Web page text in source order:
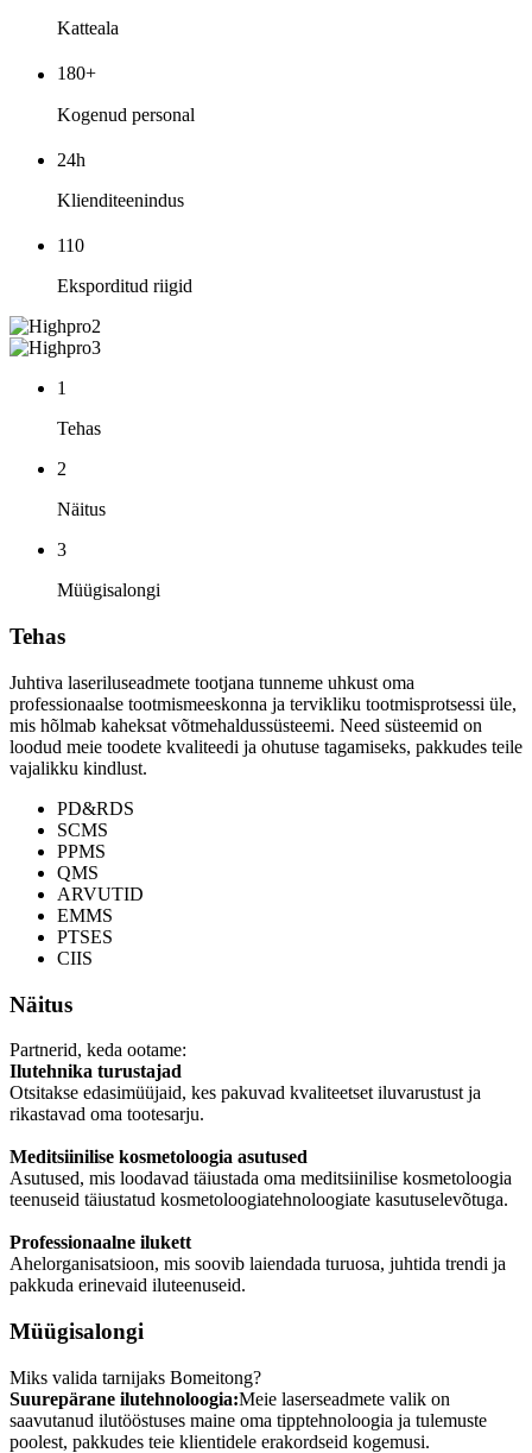
Katteala
180+
Kogenud personal
24h
Klienditeenindus
110
Eksporditud riigid
1
Tehas
2
Näitus
3
Müügisalongi
Tehas
Juhtiva laseriluseadmete tootjana tunneme uhkust oma
professionaalse tootmismeeskonna ja tervikliku tootmisprotsessi üle,
mis hõlmab kaheksat võtmehaldussüsteemi. Need süsteemid on
loodud meie toodete kvaliteedi ja ohutuse tagamiseks, pakkudes teile
vajalikku kindlust.
PD&RDS
SCMS
PPMS
QMS
ARVUTID
EMMS
PTSES
CIIS
Näitus
Partnerid, keda ootame:
Ilutehnika turustajad
Otsitakse edasimüüjaid, kes pakuvad kvaliteetset iluvarustust ja
rikastavad oma tootesarju.
Meditsiinilise kosmetoloogia asutused
Asutused, mis loodavad täiustada oma meditsiinilise kosmetoloogia
teenuseid täiustatud kosmetoloogiatehnoloogiate kasutuselevõtuga.
Professionaalne ilukett
Ahelorganisatsioon, mis soovib laiendada turuosa, juhtida trendi ja
pakkuda erinevaid iluteenuseid.
Müügisalongi
Miks valida tarnijaks Bomeitong?
Suurepärane ilutehnoloogia:Meie laserseadmete valik on
saavutanud ilutööstuses maine oma tipptehnoloogia ja tulemuste
poolest, pakkudes teie klientidele erakordseid kogemusi.